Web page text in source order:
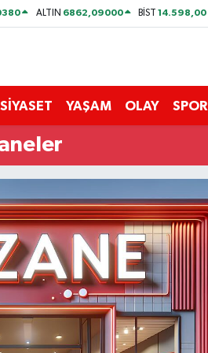
ALTIN 6862,09000 BİST14.598,00
SİYASET YAŞAM OLAY SPOR